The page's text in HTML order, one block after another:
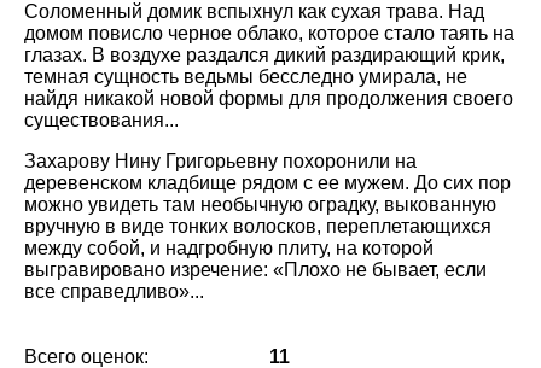
Соломенный домик вспыхнул как сухая трава. Над
домом повисло черное облако, которое стало таять на
глазах. В воздухе раздался дикий раздирающий крик,
темная сущность ведьмы бесследно умирала, не
найдя никакой новой формы для продолжения своего
существования...
Захарову Нину Григорьевну похоронили на
деревенском кладбище рядом с ее мужем. До сих пор
можно увидеть там необычную оградку, выкованную
вручную в виде тонких волосков, переплетающихся
между собой, и надгробную плиту, на которой
выгравировано изречение: «Плохо не бывает, если
все справедливо»...
Всего оценок:
11